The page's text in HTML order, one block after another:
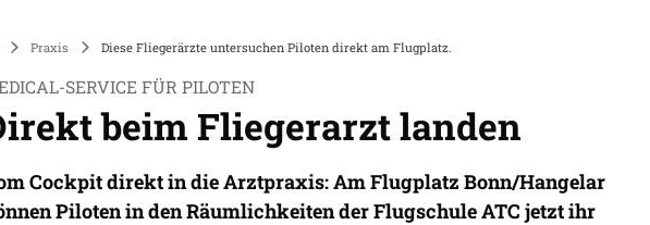
Praxis Diese Fliegerärzte untersuchen Piloten direkt am Flugplatz.
SERVICE FÜR PILOTEN
beim Fliegerarzt landen
Cockpit direkt in die Arztpraxis: Am Flugplatz Bonn/Hangelar
Piloten in den Räumlichkeiten der Flugschule ATC jetzt ihr